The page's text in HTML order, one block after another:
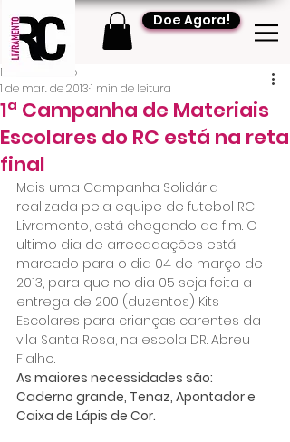
Doe Agora!
1ª Campanha de Materiais
Escolares do RC está na reta
final
RC Livramento
1 de mar. de 20131 min de leitura
Mais uma Campanha Solidária
realizada pela equipe de futebol RC
Livramento, está chegando ao fim. O
ultimo dia de arrecadações está
marcado para o dia 04 de março de
2013, para que no dia 05 seja feita a
entrega de 200 (duzentos) Kits
Escolares para crianças carentes da
vila Santa Rosa, na escola DR. Abreu
Fialho.
As maiores necessidades são:
Caderno grande, Tenaz, Apontador e
Caixa de Lápis de Cor.